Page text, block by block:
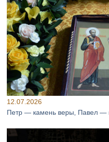
12.07.2026
Петр — камень веры, Павел —